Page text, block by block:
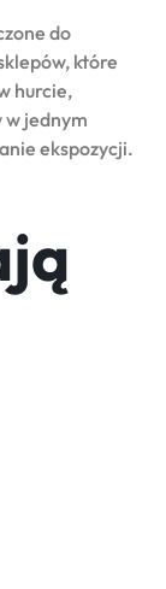
do
które
hurcie,
w jednym
ekspozycji.